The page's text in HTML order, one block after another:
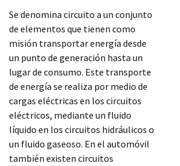
Se denomina circuito a un conjunto
de elementos que tienen como
misión transportar energía desde
un punto de generación hasta un
lugar de consumo. Este transporte
de energía se realiza por medio de
cargas eléctricas en los circuitos
eléctricos, mediante un fluido
líquido en los circuitos hidráulicos o
un fluido gaseoso. En el automóvil
también existen circuitos